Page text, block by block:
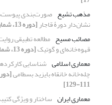
مذهب تشیع صورت‌بندی
نشان‌دار دورۀ قاجار[دوره 13، شماره 48، 1397، صفحه 126-141]
مصائب مسیح مطالعه تطبیقی
قهوه‌خانه‌ای و گوتیک[دوره 13، شماره 47، 1397، صفحه 94-109]
معماری اسلامی شناسایی
چله‌خانه خانقاه بایزید بسطامی
111-129]
معماری ایران ساختار و ویژگی‌